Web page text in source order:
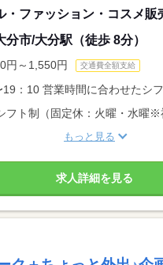
・ファッション・コスメ販
分市/大分駅（徒歩 8分）
円～1,550円 交通費全額支給
：10 営業時間に合わせたシフ
フト制（固定休：火曜・水曜※
もっと見る
求人詳細を見る